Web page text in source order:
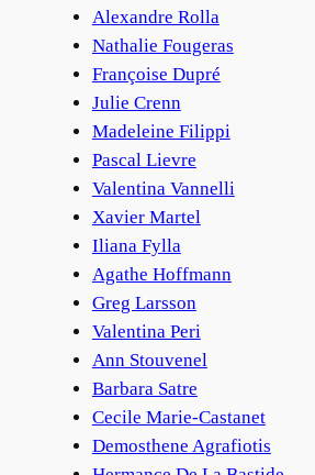
Alexandre Rolla
Nathalie Fougeras
Françoise Dupré
Julie Crenn
Madeleine Filippi
Pascal Lievre
Valentina Vannelli
Xavier Martel
Iliana Fylla
Agathe Hoffmann
Greg Larsson
Valentina Peri
Ann Stouvenel
Barbara Satre
Cecile Marie-Castanet
Demosthene Agrafiotis